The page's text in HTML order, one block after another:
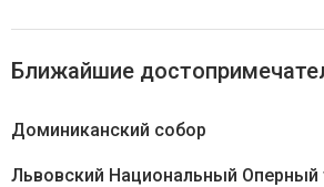
Ближайшие
Доминиканский собор
Львовский Национальный Оперный